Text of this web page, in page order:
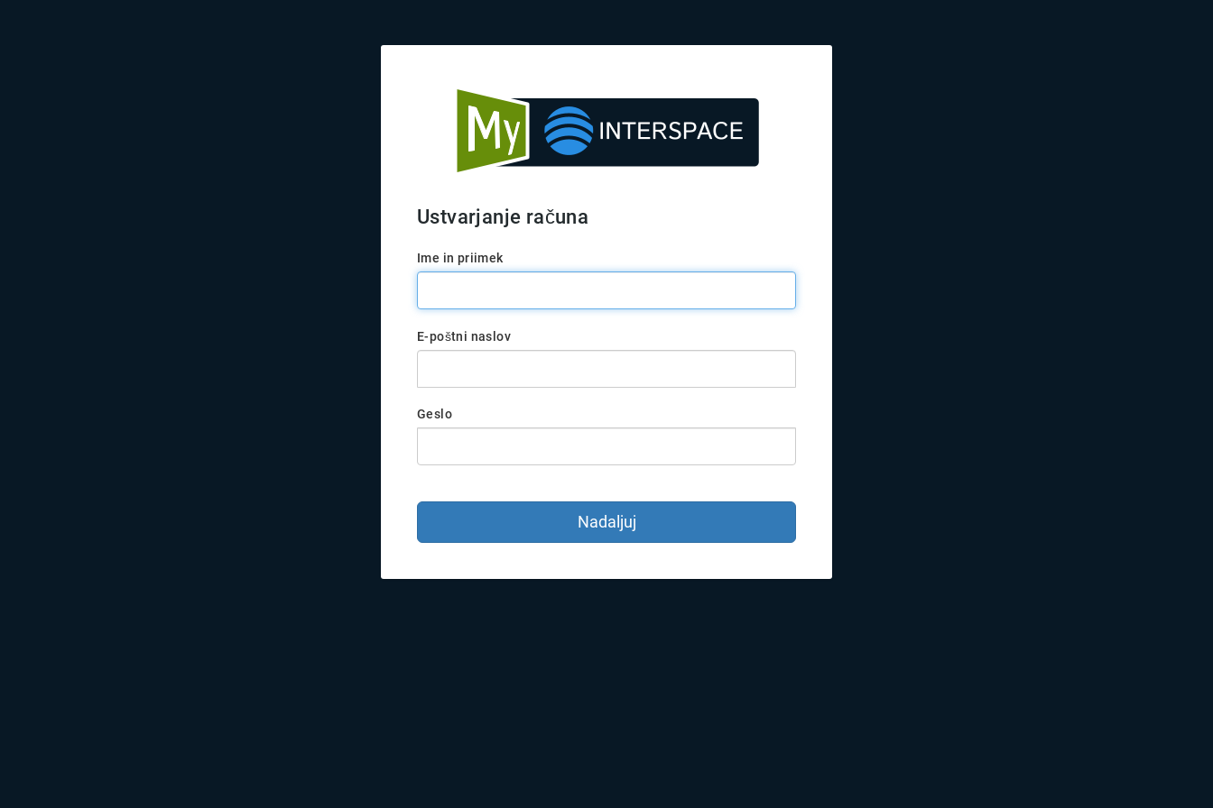
Ustvarjanje računa
Ime in priimek
E-poštni naslov
Geslo
Nadaljuj